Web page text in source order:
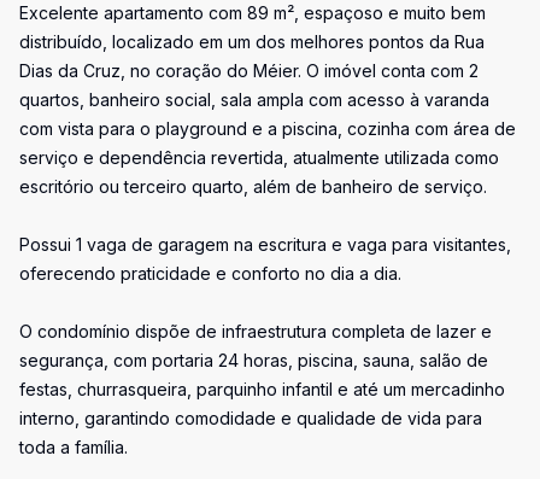
Excelente apartamento com 89 m², espaçoso e muito bem
distribuído, localizado em um dos melhores pontos da Rua
Dias da Cruz, no coração do Méier. O imóvel conta com 2
quartos, banheiro social, sala ampla com acesso à varanda
com vista para o playground e a piscina, cozinha com área de
serviço e dependência revertida, atualmente utilizada como
escritório ou terceiro quarto, além de banheiro de serviço.
Possui 1 vaga de garagem na escritura e vaga para visitantes,
oferecendo praticidade e conforto no dia a dia.
O condomínio dispõe de infraestrutura completa de lazer e
segurança, com portaria 24 horas, piscina, sauna, salão de
festas, churrasqueira, parquinho infantil e até um mercadinho
interno, garantindo comodidade e qualidade de vida para
toda a família.